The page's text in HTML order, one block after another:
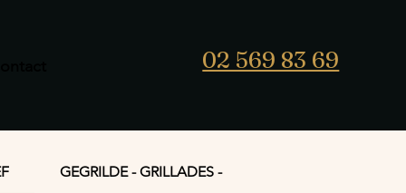
02 569 83 69
GEGRILDE - GRILLADES - GRILLÉES